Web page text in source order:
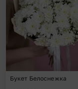
Букет Белоснежка